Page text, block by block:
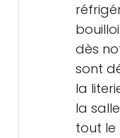
dès
sont
la
la
tout le